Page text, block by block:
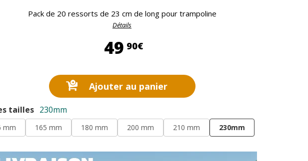
Pack de 20 ressorts de 23 cm de long pour trampoline
Détails
49 90€49,90 €
Ajouter au panier
tailles 230mm
mm 165 mm 180 mm 200 mm 210 mm 230mm